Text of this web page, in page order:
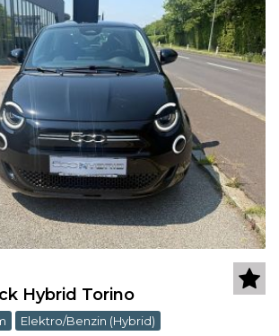
Hybrid Torino
Elektro/Benzin (Hybrid)